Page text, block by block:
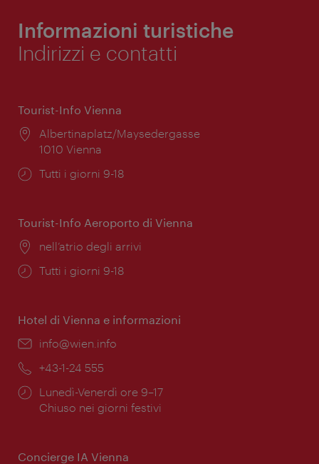
Informazioni turistiche
Indirizzi e contatti
Tourist-Info Vienna
Posizione:
Albertinaplatz/Maysedergasse
1010 Vienna
Orari
Tutti i giorni 9-18
Tourist-Info Aeroporto di Vienna
Posizione:
nell’atrio degli arrivi
Orari
Tutti i giorni 9-18
Hotel di Vienna e informazioni
Email:
info@wien.info
Telefono:
+43-1-24 555
Orari
di
Lunedì-Venerdì ore 9–17
Chiuso nei giorni festivi
Concierge IA Vienna